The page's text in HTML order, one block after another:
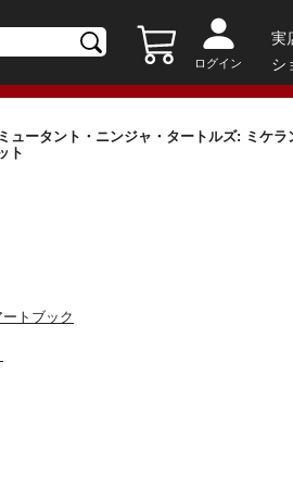
ログイン
実
シ
ュータント・ニンジャ・タートルズ: ミケラ
ット
トブック